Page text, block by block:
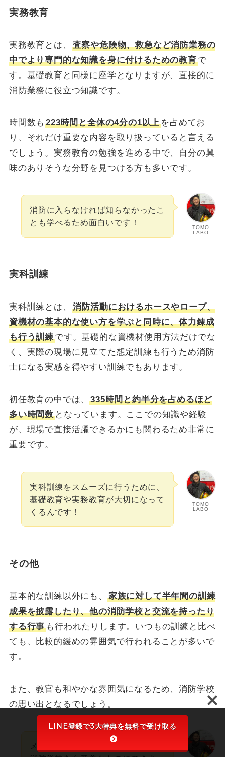
実務教育
実務教育とは、
査察や危険物、救急など消防業務の
中でより専門的な知識を身に付けるための教育で
す。基礎教育と同様に座学となりますが、直接的に
消防業務に役立つ知識です。
時間数も223時間と全体の4分の1以上を占めてお
り、それだけ重要な内容を取り扱っていると言える
でしょう。実務教育の勉強を進める中で、自分の興
味のありそうな分野を見つける方も多いです。
TOMO
LABO
消防に入らなければ知らなかったこ
とも学べるため面白いです！
実科訓練
実科訓練とは、
消防活動におけるホースやローブ、
資機材の基本的な使い方を学ぶと同時に、体力錬成
も行う訓練です。基礎的な資機材使用方法だけでな
く、実際の現場に見立てた想定訓練も行うため消防
士になる実感を得やすい訓練でもあります。
初任教育の中では、335時間と約半分を占めるほど
多い時間数となっています。ここでの知識や経験
が、現場で直接活躍できるかにも関わるため非常に
重要です。
TOMO
LABO
実科訓練をスムーズに行うために、
基礎教育や実務教育が大切になって
くるんです！
その他
基本的な訓練以外にも、
家族に対して半年間の訓練
成果を披露したり、他の消防学校と交流を持ったり
する行事 も行われたりします。いつもの訓練と比べ
ても、比較的緩めの雰囲気で行われることが多いで
す。
また、教官も和やかな雰囲気になるため、消防学校
の思い出となるでしょう。
メリハリを付けた生活を送ることで
LINE登録で3大特典を無料で受け取る